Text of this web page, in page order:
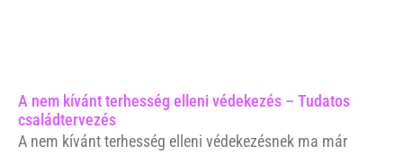
A nem kívánt terhesség elleni védekezés – Tudatos
családtervezés
A nem kívánt terhesség elleni védekezésnek ma már